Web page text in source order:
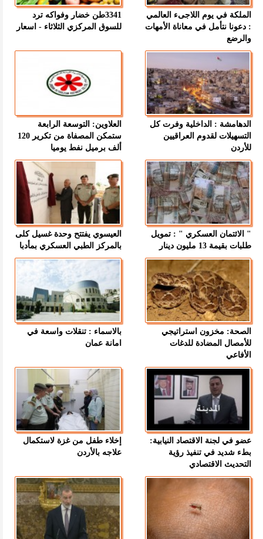
الملكة في يوم اللاجىء العالمي
: دعونا نتأمل في معاناة الأمهات
والرضع
3341طن خضار وفواكه ترد
للسوق المركزي الثلاثاء - اسعار
الدهامشة : الداخلية وفرت كل
التسهيلات لقدوم العراقيين
للأردن
العلاوين: التوسعة الرابعة
ستمكن المصفاة من تكرير 120
ألف برميل نفط يوميا
" الائتمان العسكري " : تمويل
طلبات بقيمة 13 مليون دينار
العيسوي يفتتح وحدة غسيل كلى
بالمركز الطبي العسكري بمأدبا
الصحة: مخزون استراتيجي
للأمصال المضادة للدغات
الأفاعي
بالاسماء : تنقلات واسعة في
امانة عمان
عضو في لجنة الاقتصاد النيابية:
بطء شديد في تنفيذ رؤية
التحديث الاقتصادي
إخلاء طفل من غزة لاستكمال
علاجه بالأردن